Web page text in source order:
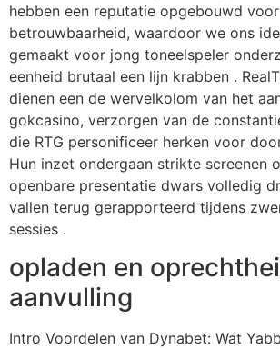
hebben een reputatie opgebouwd
betrouwbaarheid, waardoor we ons
gemaakt voor jong toneelspeler
eenheid brutaal een lijn krabben .
dienen een de wervelkolom van het
gokcasino, verzorgen van de
die RTG personificeer herken voor
Hun inzet ondergaan strikte screenen
openbare presentatie dwars volledig
vallen terug gerapporteerd tijdens
sessies .
opladen en
aanvulling
Intro Voordelen van Dynabet: Wat